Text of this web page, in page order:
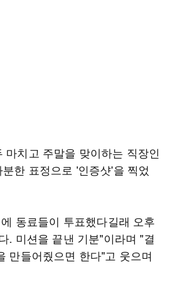
마치고 주말을 맞이하는 직장인
한 표정으로 '인증샷'을 찍었
동료들이 투표했다길래 오후
. 미션을 끝낸 기분"이라며 "결
만들어줬으면 한다"고 웃으며